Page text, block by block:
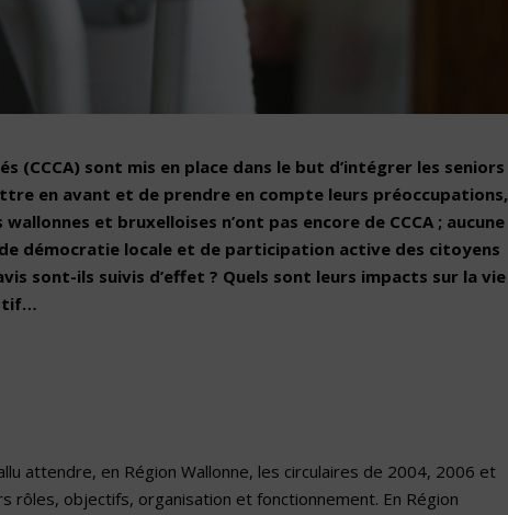
(CCCA) sont mis en place dans le but d’intégrer les seniors
en avant et de prendre en compte leurs préoccupations,
et bruxelloises n’ont pas encore de CCCA ; aucune
démocratie locale et de participation active des citoyens
sont-ils suivis d’effet ? Quels sont leurs impacts sur la vie
attendre, en Région Wallonne, les circulaires de 2004, 2006 et
rôles, objectifs, organisation et fonctionnement. En Région